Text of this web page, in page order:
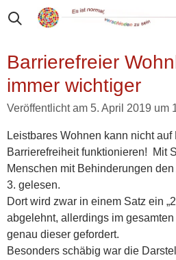
Zum
Hauptinhalt
Barrierefreier
immer wichtiger
Veröffentlicht am 5. April 2019 um
Leistbares Wohnen kann nicht auf
Barrierefreiheit funktionieren! Mit
Menschen mit Behinderungen
3. gelesen.
Dort wird zwar in einem Satz ein
abgelehnt, allerdings im
genau dieser gefordert.
Besonders schäbig war die